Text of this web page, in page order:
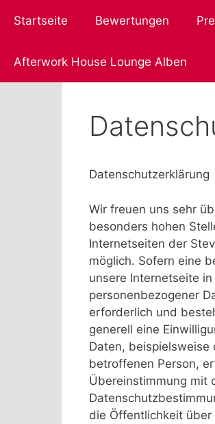
InhaltStartseite Bewertungen
Afterwork House Lounge Alben
Datenschutzerklärung
Wir freuen uns sehr
besonders hohen
Internetseiten der
möglich. Sofern eine
unsere Internetseite
personenbezogener
erforderlich und
generell eine
Daten,
betroffenen Person,
Übereinstimmung mit
die Öffentlichkeit